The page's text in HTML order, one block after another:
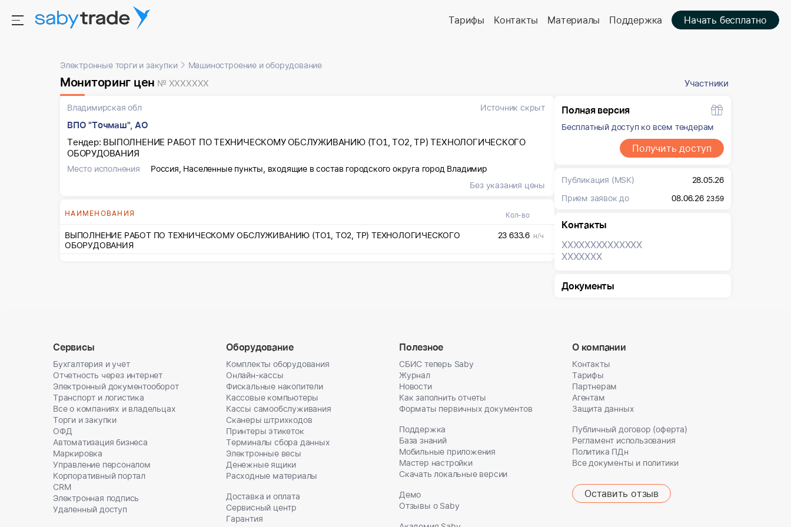
Тарифы Контакты Материалы Поддержка Начать бесплатно
Электронные торги и закупки Машиностроение и оборудование
Мониторинг цен № XXXXXXX Участники
Владимирская обл Источник скрыт
ВПО "Точмаш", АО
Тендер: ВЫПОЛНЕНИЕ РАБОТ ПО ТЕХНИЧЕСКОМУ ОБСЛУЖИВАНИЮ (ТО1, ТО2, ТР) ТЕХНОЛОГИЧЕСКОГО
ОБОРУДОВАНИЯ
Место исполнения
Россия, Населенные пункты, входящие в состав городского округа город Владимир
Без указания цены
НАИМЕНОВАНИЯ Кол-во
ВЫПОЛНЕНИЕ РАБОТ ПО ТЕХНИЧЕСКОМУ ОБСЛУЖИВАНИЮ (ТО1, ТО2, ТР) ТЕХНОЛОГИЧЕСКОГО
ОБОРУДОВАНИЯ
23 633.6 н/ч
Полная версия
Бесплатный доступ ко всем тендерам
Получить доступ
Публикация (MSK)
28.05.26
Прием заявок до
08.06.26 23:59
Контакты
XXXXXXXXXXXXXX
XXXXXXX
Документы
Сервисы
Бухгалтерия и учет
Отчетность через интернет
Электронный документооборот
Транспорт и логистика
Все о компаниях и владельцах
Торги и закупки
ОФД
Автоматизация бизнеса
Маркировка
Управление персоналом
Корпоративный портал
CRM
Электронная подпись
Удаленный доступ
Оборудование
Комплекты оборудования
Онлайн-кассы
Фискальные накопители
Кассовые компьютеры
Кассы самообслуживания
Сканеры штрихкодов
Принтеры этикеток
Терминалы сбора данных
Электронные весы
Денежные ящики
Расходные материалы
Доставка и оплата
Сервисный центр
Гарантия
Полезное
СБИС теперь Saby
Журнал
Новости
Как заполнить отчеты
Форматы первичных документов
Поддержка
База знаний
Мобильные приложения
Мастер настройки
Скачать локальные версии
Демо
Отзывы о Saby
О компании
Контакты
Тарифы
Партнерам
Агентам
Защита данных
Публичный договор (оферта)
Регламент использования
Политика ПДн
Все документы и политики
Оставить отзыв